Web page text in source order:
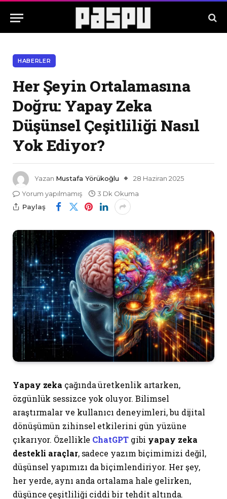
HABERLER
Her Şeyin Ortalamasına
Doğru: Yapay Zeka
Düşünsel Çeşitliliği Nasıl
Yok Ediyor?
Yazan Mustafa Yörükoğlu
28 Haziran 2025
Yorum yapılmamış
3 Dk Okuma
Paylaş
Yapay zeka çağında üretkenlik artarken,
özgünlük sessizce yok oluyor. Bilimsel
araştırmalar ve kullanıcı deneyimleri, bu dijital
dönüşümün zihinsel etkilerini gün yüzüne
çıkarıyor. Özellikle ChatGPTgibi yapay zeka
destekli araçlar, sadece yazım biçimimizi değil,
düşünsel yapımızı da biçimlendiriyor. Her şey,
her yerde, aynı anda ortalama hale gelirken,
düşünce çeşitliliği ciddi bir tehdit altında.